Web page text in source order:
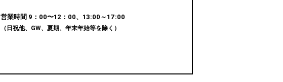
営業時間 9：00〜12：00、13:00～17:00
（日祝他、GW、夏期、年末年始等を除く）